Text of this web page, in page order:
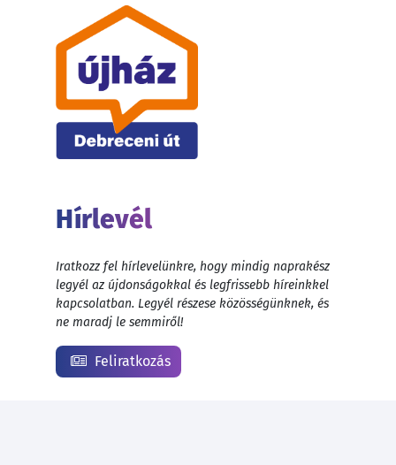
Hírlevél
Iratkozz fel hírlevelünkre, hogy mindig naprakész
legyél az újdonságokkal és legfrissebb híreinkkel
kapcsolatban. Legyél részese közösségünknek, és
ne maradj le semmiről!
Feliratkozás